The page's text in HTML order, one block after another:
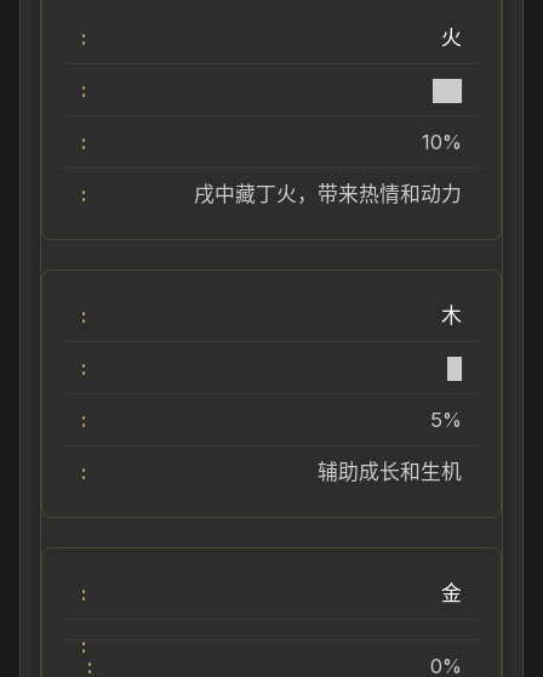
火
10%
戌中藏丁火，带来热情和动力
木
5%
辅助成长和生机
金
0%